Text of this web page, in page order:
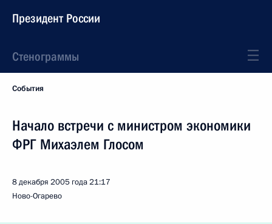
Президент России
Стенограммы
События
Начало встречи с министром экономики
ФРГ Михаэлем Глосом
8 декабря 2005 года21:17
Ново-Огарево